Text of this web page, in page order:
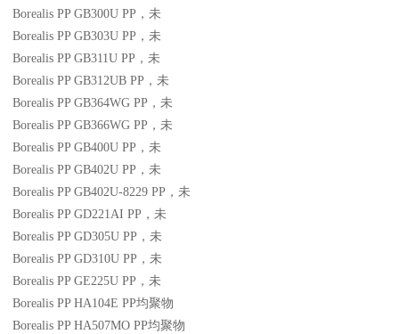
Borealis PP GB300U PP ，未
Borealis PP GB303U PP ，未
Borealis PP GB311U PP ，未
Borealis PP GB312UB PP ，未
Borealis PP GB364WG PP ，未
Borealis PP GB366WG PP ，未
Borealis PP GB400U PP ，未
Borealis PP GB402U PP ，未
Borealis PP GB402U-8229 PP ，未
Borealis PP GD221AI PP ，未
Borealis PP GD305U PP ，未
Borealis PP GD310U PP ，未
Borealis PP GE225U PP ，未
Borealis PP HA104E PP均聚物
Borealis PP HA507MO PP均聚物